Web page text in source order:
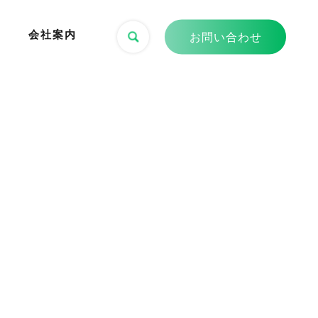
会社案内 お問い合わせ